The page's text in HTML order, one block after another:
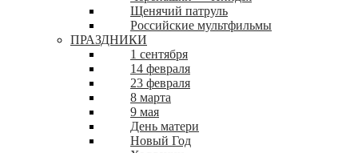
Щенячий патруль
Российские мультфильмы
ПРАЗДНИКИ
1 сентября
14 февраля
23 февраля
8 марта
9 мая
День матери
Новый Год